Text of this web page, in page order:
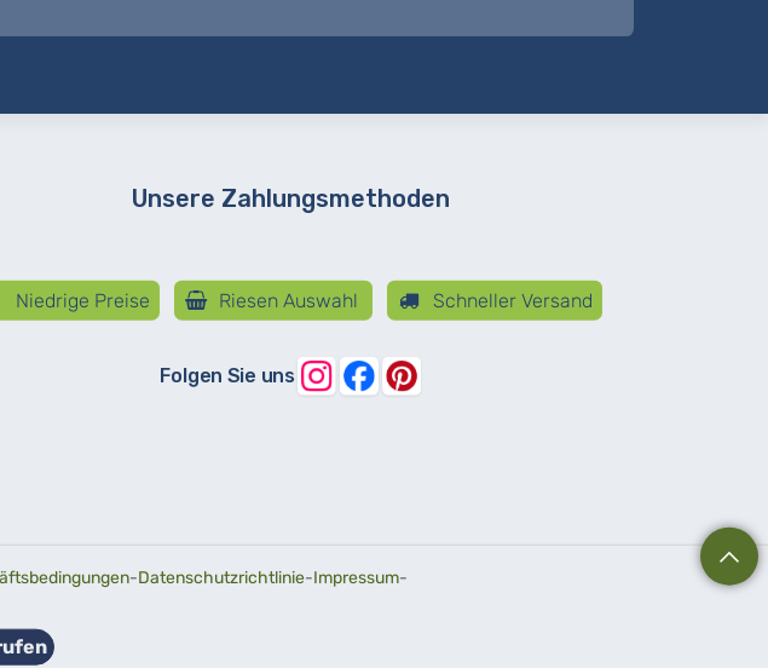
Unsere Zahlungsmethoden
Niedrige Preise Riesen Auswahl Schneller Versand
Folgen Sie uns
-Datenschutzrichtlinie-Impressum-